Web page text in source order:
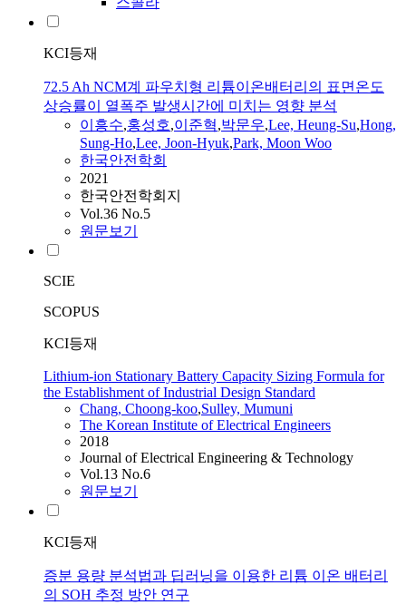
KCI등재
72.5 Ah NCM계 파우치형 리튬이온배터리의 표면온도
상승률이 열폭주 발생시간에 미치는 영향 분석
이흥수,홍성호,이준혁,박문우,Lee, Heung-Su,Hong,
Sung-Ho,Lee, Joon-Hyuk,Park, Moon Woo
한국안전학회
2021
한국안전학회지
Vol.36 No.5
원문보기
SCIE
SCOPUS
KCI등재
Lithium-ion Stationary Battery Capacity Sizing Formula for
the Establishment of Industrial Design Standard
Chang, Choong-koo,Sulley, Mumuni
The Korean Institute of Electrical Engineers
2018
Journal of Electrical Engineering & Technology
Vol.13 No.6
원문보기
KCI등재
증분 용량 분석법과 딥러닝을 이용한 리튬 이온 배터리
의 SOH 추정 방안 연구